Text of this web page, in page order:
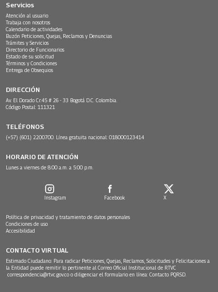
Servicios
Atención al usuario
Trabaja con nosotros
Calendario de actividades
Buzón Peticiones, Quejas, Reclamos y Denuncias
Trámites y Servicios
Directorio de Funcionarios
Estado de su solicitud
Términos y Condiciones
Entrega de Obsequios
DIRECCIÓN
Av. El Dorado Cr.45 # 26 - 33 Bogotá D.C. Colombia.
Código Postal: 111321
TELÉFONOS
(+57) (601) 2200700. Línea gratuita nacional: 018000123414
HORARIO DE ATENCIÓN
Lunes a viernes de 8:00 a.m. a 5:00 p.m.
Instagram Facebook X
Política de privacidad y tratamiento de datos personales
Condiciones de uso
Accesibilidad
CONTACTO VIRTUAL
Estimado Ciudadano: Para radicar Peticiones, Quejas, Reclamos, Solicitudes y Felicitaciones a
la Entidad puede remitir lo pertinente al Correo Oficial Institucional de RTVC
correspondencia@rtvc.gov.co o diligenciar el formulario en línea: Contacto PQRSD.